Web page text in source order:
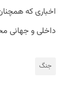
اخباری که
داخلی و جهانی
جنگ